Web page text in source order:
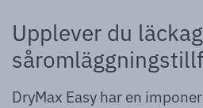
Upplever du
DryMax Easy har en